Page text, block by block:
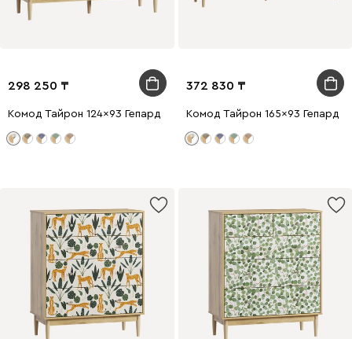
298 250
Комод Тайрон 124x93 Гепард
372 830
Комод Тайрон 165x93 Гепард